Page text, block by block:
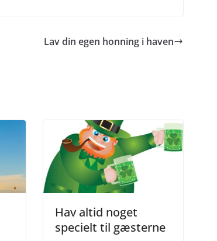
Lav din egen honning i haven
Hav altid noget
specielt til gæsterne